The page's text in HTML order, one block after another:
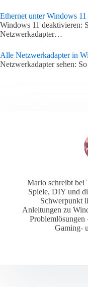
Ethernet unter Windows
Windows 11 deaktivieren:
Netzwerkadapter…
Alle Netzwerkadapter in
Netzwerkadapter sehen:
Mario schreibt bei
Spiele, DIY und
Schwerpunkt
Anleitungen zu
Problemlösungen
Gaming-